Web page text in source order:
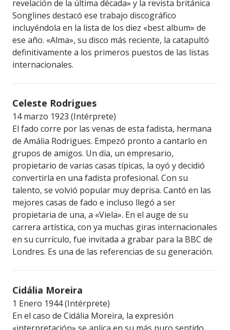
revelación de la última década» y la revista británica
Songlines destacó ese trabajo discográfico
incluyéndola en la lista de los diez «best album» de
ese año. «Alma», su disco más reciente, la catapultó
definitivamente a los primeros puestos de las listas
internacionales.
Celeste Rodrigues
14 marzo 1923 (Intérprete)
El fado corre por las venas de esta fadista, hermana
de Amália Rodrigues. Empezó pronto a cantarlo en
grupos de amigos. Un día, un empresario,
propietario de varias casas típicas, la oyó y decidió
convertirla en una fadista profesional. Con su
talento, se volvió popular muy deprisa. Cantó en las
mejores casas de fado e incluso llegó a ser
propietaria de una, a «Viela». En el auge de su
carrera artística, con ya muchas giras internacionales
en su currículo, fue invitada a grabar para la BBC de
Londres. Es una de las referencias de su generación.
Cidália Moreira
1 Enero 1944 (Intérprete)
En el caso de Cidália Moreira, la expresión